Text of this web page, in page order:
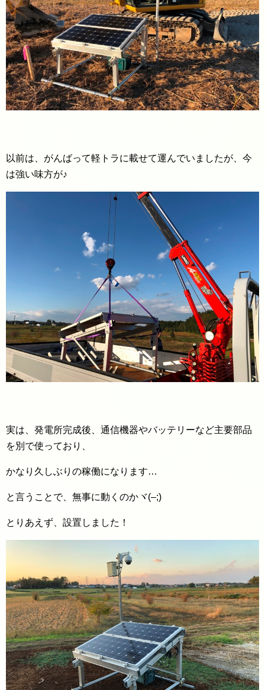
以前は、がんばって軽トラに載せて運んでいましたが、今
は強い味方が♪
実は、発電所完成後、通信機器やバッテリーなど主要部品
を別で使っており、
かなり久しぶりの稼働になります…
と言うことで、無事に動くのかヾ(–;)
とりあえず、設置しました！